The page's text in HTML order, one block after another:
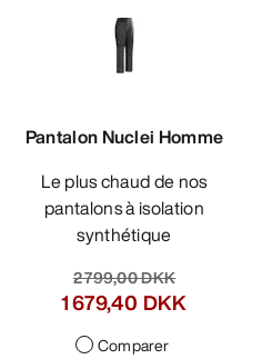
Pantalon Nuclei Homme
Le plus chaud de nos
pantalons à isolation
synthétique
2 799,00 DKK
1 679,40 DKK
Comparer